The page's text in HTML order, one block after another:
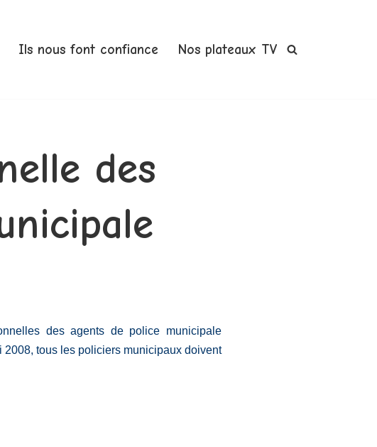
Ils nous font confiance Nos plateaux TV
des
des agents de police municipale
2008, tous les policiers municipaux doivent